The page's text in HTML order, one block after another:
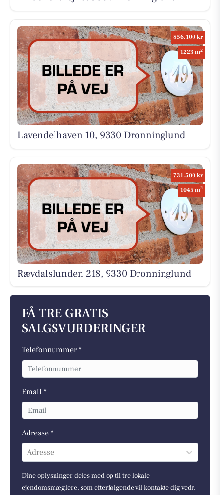
856.100 kr
1223 m2
Lavendelhaven 10, 9330 Dronninglund
731.500 kr
1045 m2
Rævdalslunden 218, 9330 Dronninglund
FÅ TRE GRATIS
SALGSVURDERINGER
Telefonnummer *
Email *
Adresse *
Adresse
Dine oplysninger deles med op til tre lokale
ejendomsmæglere, som efterfølgende vil kontakte dig vedr.